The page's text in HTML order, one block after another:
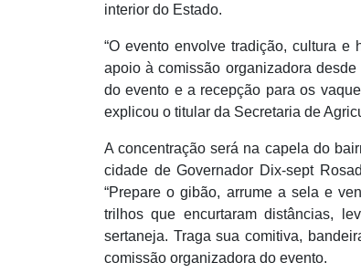
interior do Estado.
“O evento envolve tradição, cultura
apoio à comissão organizadora
do evento e a recepção para os
explicou o titular da Secretaria de
A concentração será na capela do
cidade de Governador Dix-sept
“Prepare o gibão, arrume a sela e
trilhos que encurtaram distâncias,
sertaneja. Traga sua comitiva,
comissão organizadora do evento.